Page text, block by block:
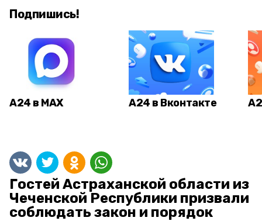
Подпишись!
А24 в MAX А24 в Вконтакте
Гостей Астраханской области из
Чеченской Республики призвали
соблюдать закон и порядок